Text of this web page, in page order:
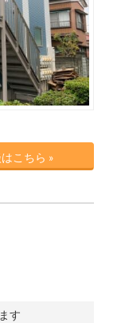
こちら »
す